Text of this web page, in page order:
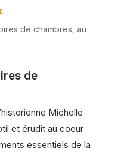
de chambres, au
de
Michelle
et érudit au coeur
essentiels de la